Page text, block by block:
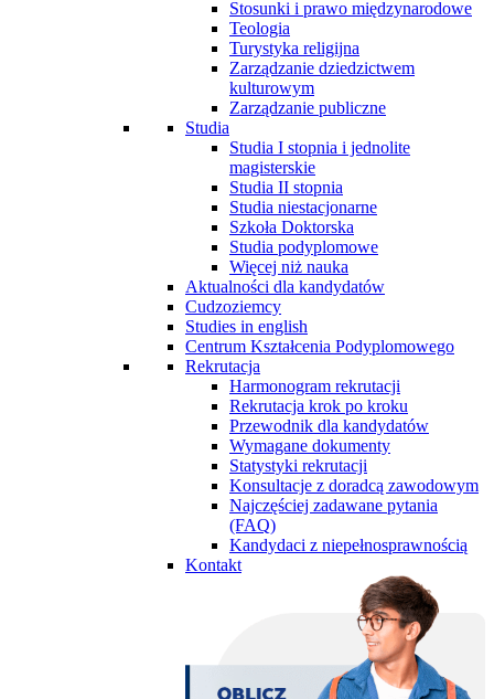
Stosunki i prawo międzynarodowe
Teologia
Turystyka religijna
Zarządzanie dziedzictwem
kulturowym
Zarządzanie publiczne
Studia
Studia I stopnia i jednolite
magisterskie
Studia II stopnia
Studia niestacjonarne
Szkoła Doktorska
Studia podyplomowe
Więcej niż nauka
Aktualności dla kandydatów
Cudzoziemcy
Studies in english
Centrum Kształcenia Podyplomowego
Rekrutacja
Harmonogram rekrutacji
Rekrutacja krok po kroku
Przewodnik dla kandydatów
Wymagane dokumenty
Statystyki rekrutacji
Konsultacje z doradcą zawodowym
Najczęściej zadawane pytania
(FAQ)
Kandydaci z niepełnosprawnością
Kontakt